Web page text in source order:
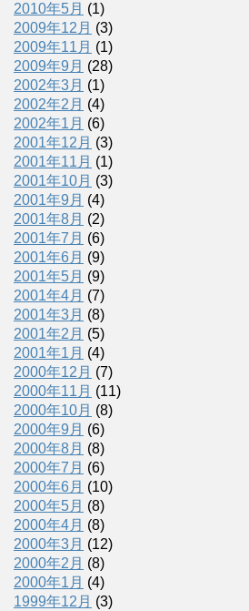
2010年5月 (1)
2009年12月 (3)
2009年11月 (1)
2009年9月 (28)
2002年3月 (1)
2002年2月 (4)
2002年1月 (6)
2001年12月 (3)
2001年11月 (1)
2001年10月 (3)
2001年9月 (4)
2001年8月 (2)
2001年7月 (6)
2001年6月 (9)
2001年5月 (9)
2001年4月 (7)
2001年3月 (8)
2001年2月 (5)
2001年1月 (4)
2000年12月 (7)
2000年11月 (11)
2000年10月 (8)
2000年9月 (6)
2000年8月 (8)
2000年7月 (6)
2000年6月 (10)
2000年5月 (8)
2000年4月 (8)
2000年3月 (12)
2000年2月 (8)
2000年1月 (4)
1999年12月 (3)